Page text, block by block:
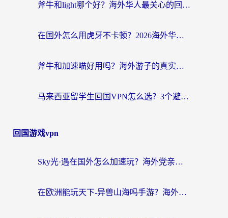
斧牛和light哪个好？海外华人最关心的回国加速器选择难题，一篇讲透
在国外怎么用虎牙不卡顿？2026海外华人亲测有效的回国加速器选择指南
斧牛和加速喵好用吗？海外游子的真实选择困境
马来西亚留学生回国VPN怎么选？3个避坑点+1款实测好用的加速器推荐
回国游戏vpn
Sky光·遇在国外怎么加速玩？海外党亲测有效的国服游戏加速指南
在欧洲能玩天下-异兽山海吗手游？海外玩家的加速器生存指南